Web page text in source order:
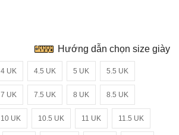
4 UK 4.5 UK 5 UK 5.5 UK
7 UK 7.5 UK 8 UK 8.5 UK
10 UK 10.5 UK 11 UK 11.5 UK
Hướng dẫn chọn size giày